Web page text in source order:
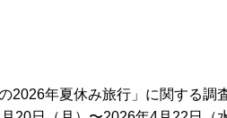
2026年夏休み旅行」に関する調